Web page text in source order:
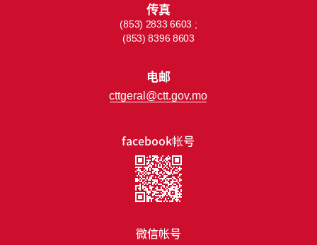
facebook帐号
微信帐号
传真
(853) 2833 6603 ;
(853) 8396 8603
电邮
cttgeral@ctt.gov.mo